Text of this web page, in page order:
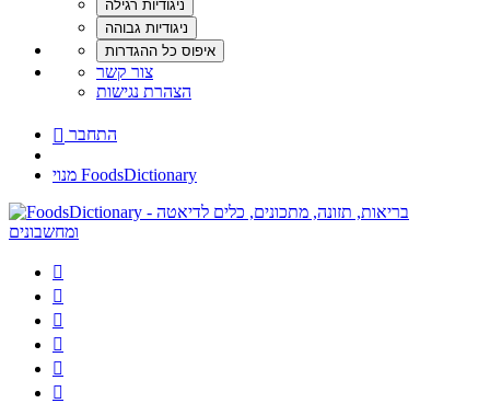
צור קשר
הצהרת נגישות
 התחבר
מנוי FoodsDictionary





